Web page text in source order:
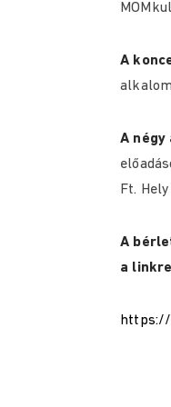
A
A
Ft.
A
a